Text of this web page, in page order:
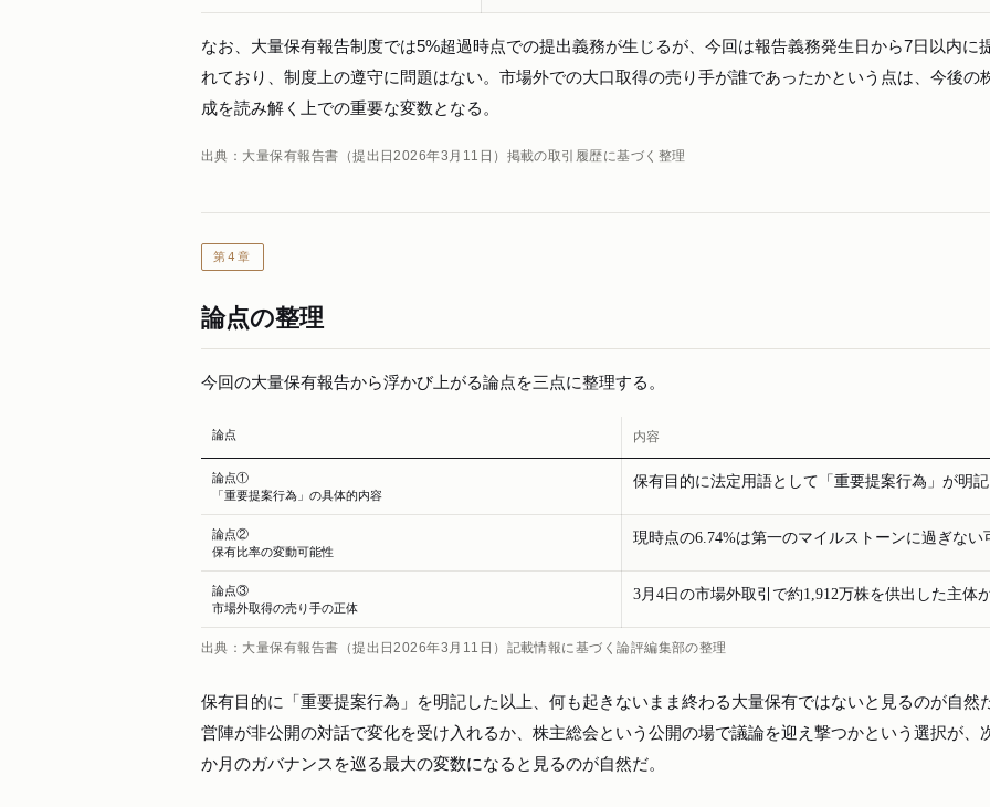
なお、大量保有報告制度では5%超過時点での提出義務が生じるが、今回は報告義務発生日から7日以内に
れており、制度上の遵守に問題はない。市場外での大口取得の売り手が誰であったかという点は、今後の
成を読み解く上での重要な変数となる。
出典：大量保有報告書（提出日2026年3月11日）掲載の取引履歴に基づく整理
第4章
論点の整理
今回の大量保有報告から浮かび上がる論点を三点に整理する。
論点 内容
論点①
「重要提案行為」の具体的内容
保有目的に法定用語として「重要提案行為」が明
論点②
保有比率の変動可能性
現時点の6.74%は第一のマイルストーンに過ぎな
論点③
市場外取得の売り手の正体
3月4日の市場外取引で約1,912万株を供出した主
出典：大量保有報告書（提出日2026年3月11日）記載情報に基づく論評編集部の整理
保有目的に「重要提案行為」を明記した以上、何も起きないまま終わる大量保有ではないと見るのが自然
営陣が非公開の対話で変化を受け入れるか、株主総会という公開の場で議論を迎え撃つかという選択が、
か月のガバナンスを巡る最大の変数になると見るのが自然だ。